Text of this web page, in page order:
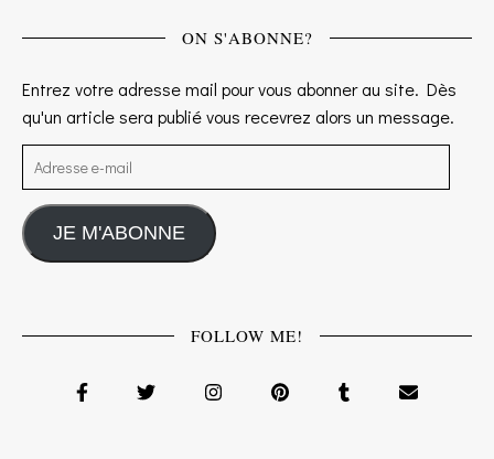
ON S'ABONNE?
Entrez votre adresse mail pour vous abonner au site. Dès
qu'un article sera publié vous recevrez alors un message.
Adresse e-mail
JE M'ABONNE
FOLLOW ME!